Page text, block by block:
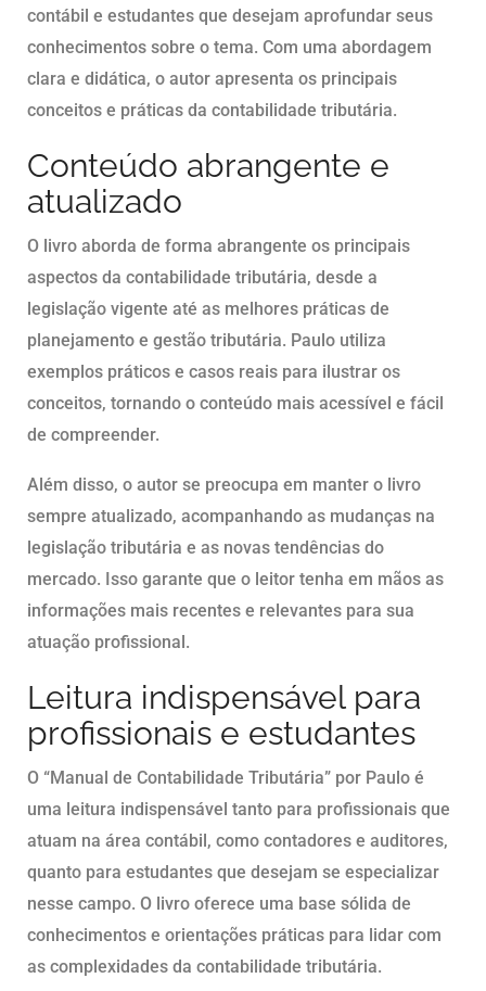
contábil e estudantes que desejam aprofundar seus
conhecimentos sobre o tema. Com uma abordagem
clara e didática, o autor apresenta os principais
conceitos e práticas da contabilidade tributária.
Conteúdo abrangente e
atualizado
O livro aborda de forma abrangente os principais
aspectos da contabilidade tributária, desde a
legislação vigente até as melhores práticas de
planejamento e gestão tributária. Paulo utiliza
exemplos práticos e casos reais para ilustrar os
conceitos, tornando o conteúdo mais acessível e fácil
de compreender.
Além disso, o autor se preocupa em manter o livro
sempre atualizado, acompanhando as mudanças na
legislação tributária e as novas tendências do
mercado. Isso garante que o leitor tenha em mãos as
informações mais recentes e relevantes para sua
atuação profissional.
Leitura indispensável para
profissionais e estudantes
O “Manual de Contabilidade Tributária” por Paulo é
uma leitura indispensável tanto para profissionais que
atuam na área contábil, como contadores e auditores,
quanto para estudantes que desejam se especializar
nesse campo. O livro oferece uma base sólida de
conhecimentos e orientações práticas para lidar com
as complexidades da contabilidade tributária.